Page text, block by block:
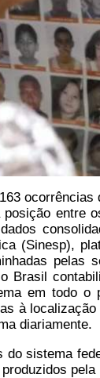
entre
(Sinesp),
pelas
Brasil
em todo o
à
diariamente.
do sistema